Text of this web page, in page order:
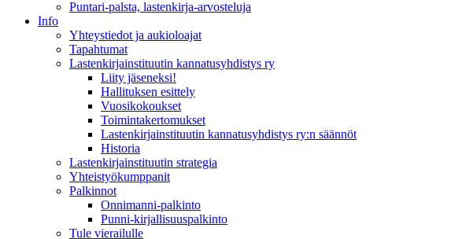
Puntari-palsta, lastenkirja-arvosteluja
Info
Yhteystiedot ja aukioloajat
Tapahtumat
Lastenkirjainstituutin kannatusyhdistys ry
Liity jäseneksi!
Hallituksen esittely
Vuosikokoukset
Toimintakertomukset
Lastenkirjainstituutin kannatusyhdistys ry:n säännöt
Historia
Lastenkirjainstituutin strategia
Yhteistyökumppanit
Palkinnot
Onnimanni-palkinto
Punni-kirjallisuuspalkinto
Tule vierailulle